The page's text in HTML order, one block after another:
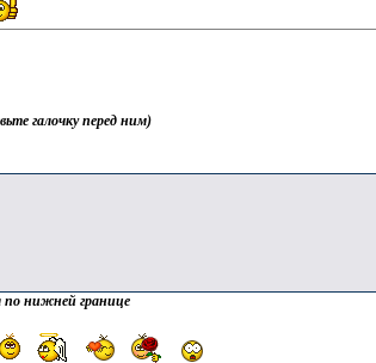
галочку перед ним)
по нижней границе